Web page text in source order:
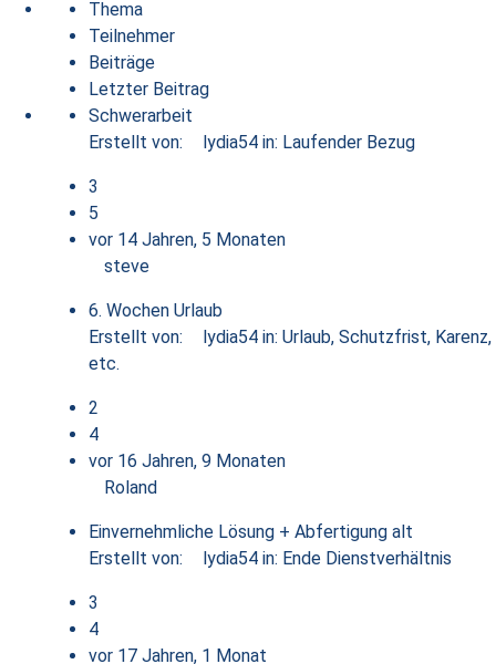
Thema
Teilnehmer
Beiträge
Letzter Beitrag
Schwerarbeit
Erstellt von:
lydia54 in: Laufender Bezug
3
5
vor 14 Jahren, 5 Monaten
steve
6. Wochen Urlaub
Erstellt von:
lydia54 in: Urlaub, Schutzfrist, Karenz,
etc.
2
4
vor 16 Jahren, 9 Monaten
Roland
Einvernehmliche Lösung + Abfertigung alt
Erstellt von:
lydia54 in: Ende Dienstverhältnis
3
4
vor 17 Jahren, 1 Monat